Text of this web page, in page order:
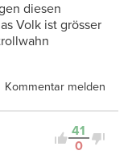
diesen
Volk ist grösser
Kommentar melden
41
0